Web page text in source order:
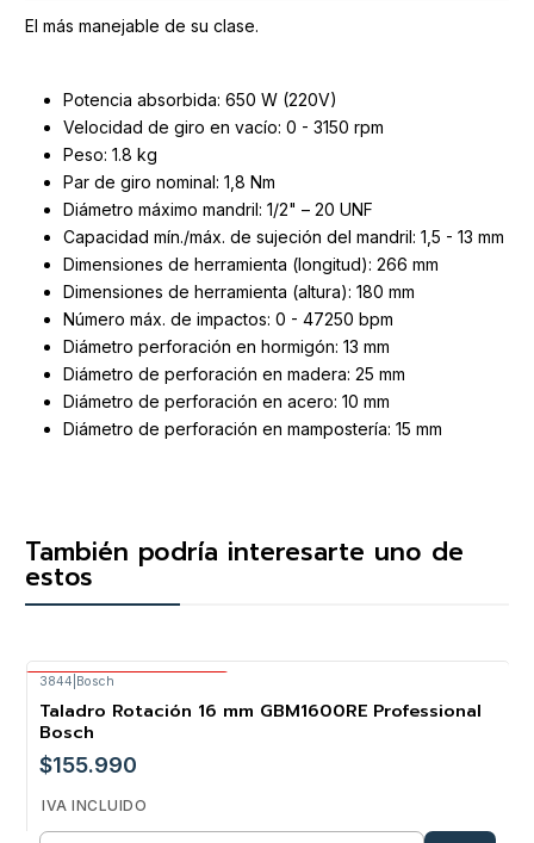
El más manejable de su clase.
Potencia absorbida: 650 W (220V)
Velocidad de giro en vacío: 0 - 3150 rpm
Peso: 1.8 kg
Par de giro nominal: 1,8 Nm
Diámetro máximo mandril: 1/2" – 20 UNF
Capacidad mín./máx. de sujeción del mandril: 1,5 - 13 mm
Dimensiones de herramienta (longitud): 266 mm
Dimensiones de herramienta (altura): 180 mm
Número máx. de impactos: 0 - 47250 bpm
Diámetro perforación en hormigón: 13 mm
Diámetro de perforación en madera: 25 mm
Diámetro de perforación en acero: 10 mm
Diámetro de perforación en mampostería: 15 mm
También podría interesarte uno de
estos
Envío Gratis Bosch
3844 Bosch
Taladro Rotación 16 mm GBM1600RE Professional
Bosch
$155.990
IVA INCLUIDO